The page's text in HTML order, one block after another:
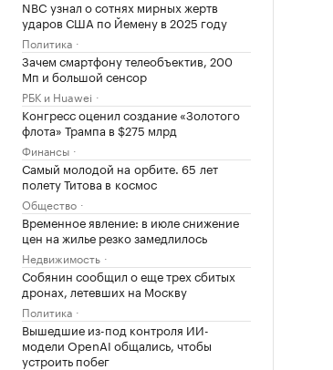
NBC узнал о сотнях мирных жертв
ударов США по Йемену в 2025 году
Политика
Зачем смартфону телеобъектив, 200
Мп и большой сенсор
РБК и Huawei
Конгресс оценил создание «Золотого
флота» Трампа в $275 млрд
Финансы
Самый молодой на орбите. 65 лет
полету Титова в космос
Общество
Временное явление: в июле снижение
цен на жилье резко замедлилось
Недвижимость
Собянин сообщил о еще трех сбитых
дронах, летевших на Москву
Политика
Вышедшие из-под контроля ИИ-
модели OpenAI общались, чтобы
устроить побег